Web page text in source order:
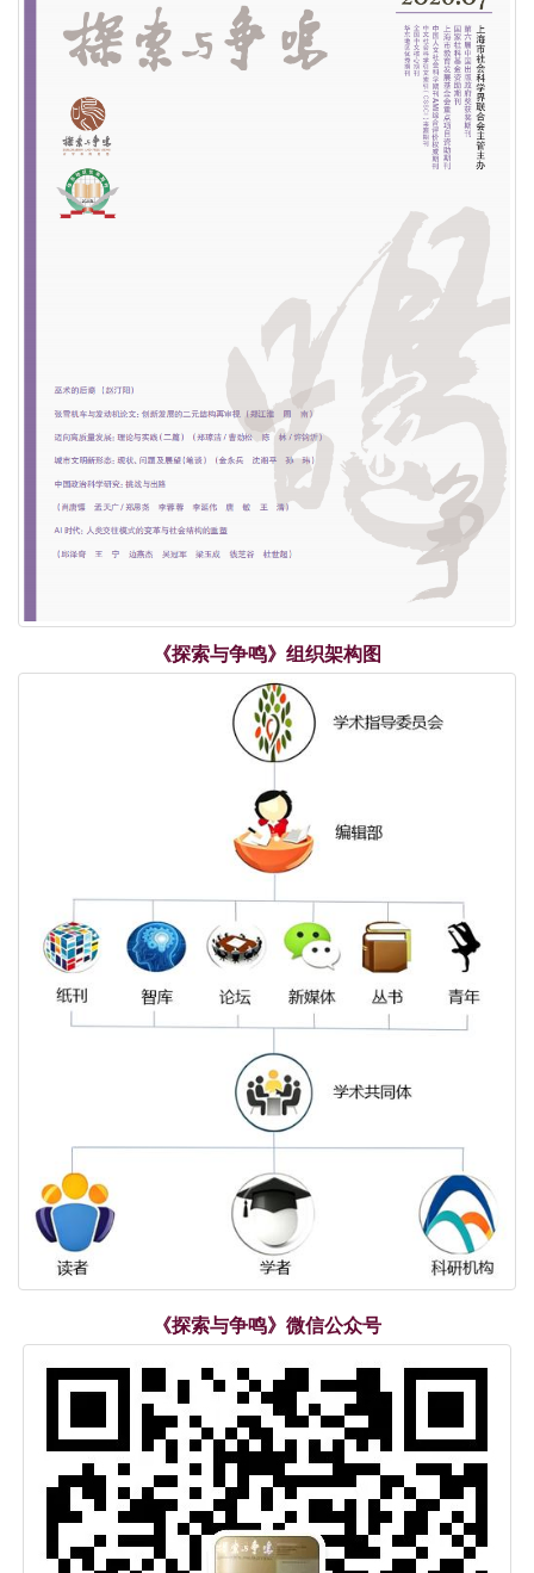
荣誉|《探索与争鸣》荣获第八届华东地区优秀期刊
荣誉|《探索与争鸣》2025再度蝉联国家社科基金资
助期刊“优秀期刊”
荣誉|《探索与争鸣》入展第三十一届北京国际图书博
览会“BIBF 2025中国精品期刊展”
荣誉|《探索与争鸣》获得国家哲学社会科学文献中心
2024年度综合性人文社会科学最受欢迎期刊
荣誉| 重磅发布！学术实力榜单出炉！《复印报刊资
荣誉| 关于上海市模范集体、劳动模范和先进工作者
《探索与争鸣》组织架构图
《探索与争鸣》微信公众号